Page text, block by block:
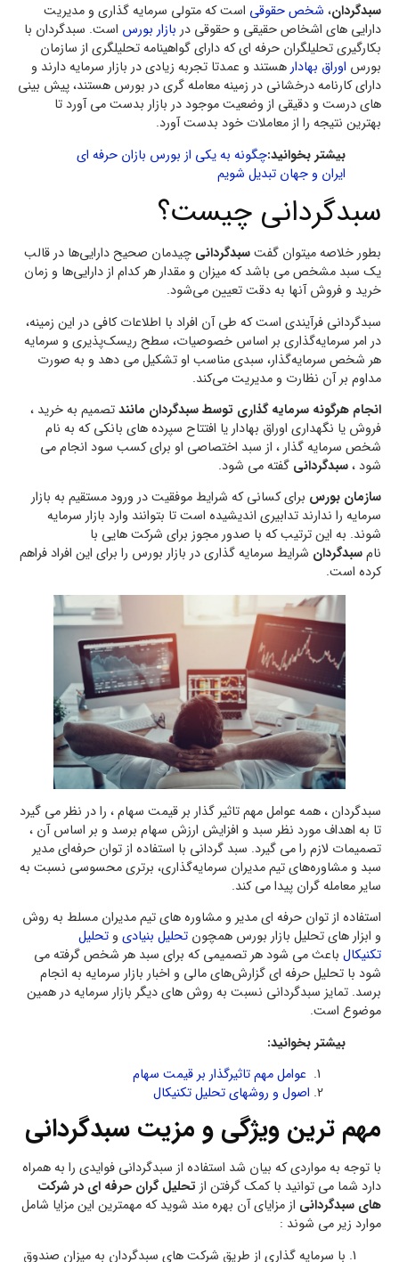
سبدگردان، شخص حقوقی است که متولی سرمایه گذاری و مدیریت
دارایی های اشخاص حقیقی و حقوقی در بازار بورس است. سبدگردان با
بکارگیری تحلیلگران حرفه ای که دارای گواهینامه تحلیلگری از سازمان
بورس اوراق بهادارهستند و عمدتا تجربه زیادی در بازار سرمایه دارند و
دارای کارنامه درخشانی در زمینه معامله گری در بورس هستند، پیش بینی
های درست و دقیقی از وضعیت موجود در بازار بدست می آورد تا
بهترین نتیجه را از معاملات خود بدست آورد.
بیشتر بخوانید:چگونه به یکی از بورس بازان حرفه ای
ایران و جهان تبدیل شویم
سبدگردانی چیست؟
بطور خلاصه میتوان گفتسبدگردانی چیدمان صحیح دارایی‌ها در قالب
یک سبد مشخص می باشد که میزان و مقدار هر کدام از دارایی‌ها و زمان
خرید و فروش آنها به دقت تعیین می‌شود.
سبدگردانی فرآیندی است که طی آن افراد با اطلاعات کافی در این زمینه،
در امر سرمایه‌گذاری بر اساس خصوصیات، سطح ریسک‌پذیری و سرمایه
هر شخص سرمایه‌گذار، سبدی مناسب او تشکیل می دهد و به صورت
مداوم بر آن نظارت و مدیریت می‌کند.
انجام هرگونه سرمایه گذاری توسط سبدگردان مانندتصمیم به خرید ،
فروش یا نگهداری اوراق بهادار یا افتتاح سپرده های بانکی که به نام
شخص سرمایه گذار ، از سبد اختصاصی او برای کسب سود انجام می
شود ،سبدگردانی گفته می شود.
سازمان بورس برای کسانی که شرایط موفقیت در ورود مستقیم به بازار
سرمایه را ندارند تدابیری اندیشیده است تا بتوانند وارد بازار سرمایه
شوند. به این ترتیب که با صدور مجوز برای شرکت هایی با
نامسبدگردان شرایط سرمایه گذاری در بازار بورس را برای این افراد فراهم
کرده است.
سبدگردان ، همه عوامل مهم تاثیر گذار بر قیمت سهام ، را در نظر می گیرد
تا به اهداف مورد نظر سبد و افزایش ارزش سهام برسد و بر اساس آن ،
تصمیمات لازم را می گیرد. سبد گردانی با استفاده از توان حرفه‌ای مدیر
سبد و مشاوره‌های تیم مدیران سرمایه‌گذاری، برتری محسوسی نسبت به
سایر معامله گران پیدا می کند.
استفاده از توان حرفه ای مدیر و مشاوره های تیم مدیران مسلط به روش
و ابزار های تحلیل بازار بورس همچون تحلیل بنیادی و تحلیل
تکنیکال باعث می شود هر تصمیمی که برای سبد هر شخص گرفته می
شود با تحلیل حرفه ای گزارش‌های مالی و اخبار بازار سرمایه به انجام
برسد. تمایز سبدگردانی نسبت به روش های دیگر بازار سرمایه در همین
موضوع است.
بیشتر بخوانید:
عوامل مهم تاثیرگذار بر قیمت سهام
اصول و روشهای تحلیل تکنیکال
مهم ترین ویژگی و مزیت سبدگردانی
با توجه به مواردی که بیان شد استفاده از سبدگردانی فوایدی را به همراه
دارد شما می توانید با کمک گرفتن از تحلیل گران حرفه ای در شرکت
های سبدگردانی از مزایای آن بهره مند شوید که مهمترین این مزایا شامل
موارد زیر می شوند :
با سرمایه گذاری از طریق شرکت های سبدگردان به میزان صندوق